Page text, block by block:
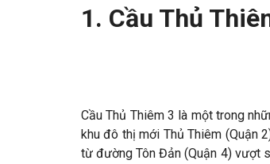
1. Cầu Thủ
Cầu Thủ Thiêm 3 là một trong
khu đô thị mới Thủ Thiêm (Quận
từ đường Tôn Đản (Quận 4) vượt